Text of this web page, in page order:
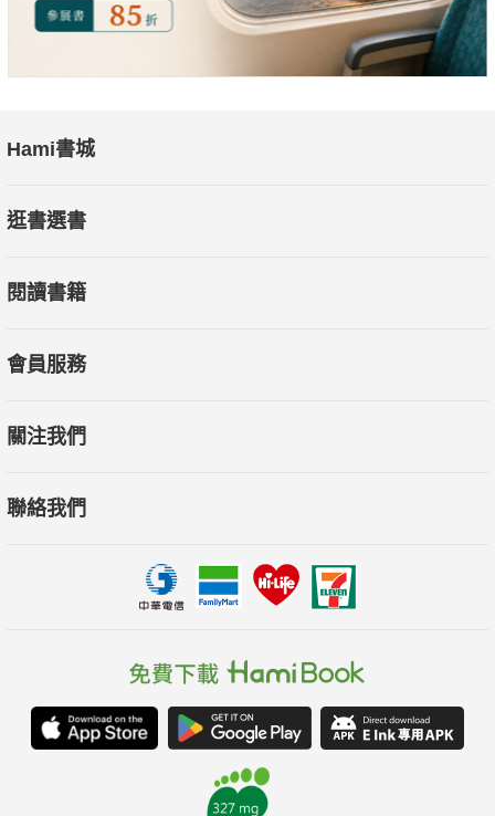
Hami書城
逛書選書
閱讀書籍
會員服務
關注我們
聯絡我們